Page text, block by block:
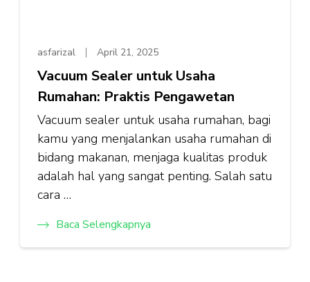
asfarizal April 21, 2025
Vacuum Sealer untuk Usaha
Rumahan: Praktis Pengawetan
Vacuum sealer untuk usaha rumahan, bagi
kamu yang menjalankan usaha rumahan di
bidang makanan, menjaga kualitas produk
adalah hal yang sangat penting. Salah satu
cara …
Baca Selengkapnya